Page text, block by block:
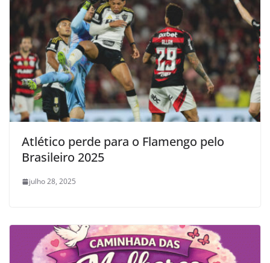
Atlético perde para o Flamengo pelo
Brasileiro 2025
julho 28, 2025